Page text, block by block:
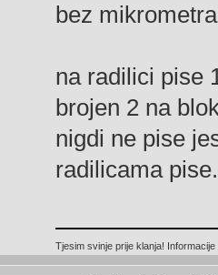
bez
na radilici pise
brojen 2 na
nigdi ne pise
radilicama
Tjesim svinje prije klanja!